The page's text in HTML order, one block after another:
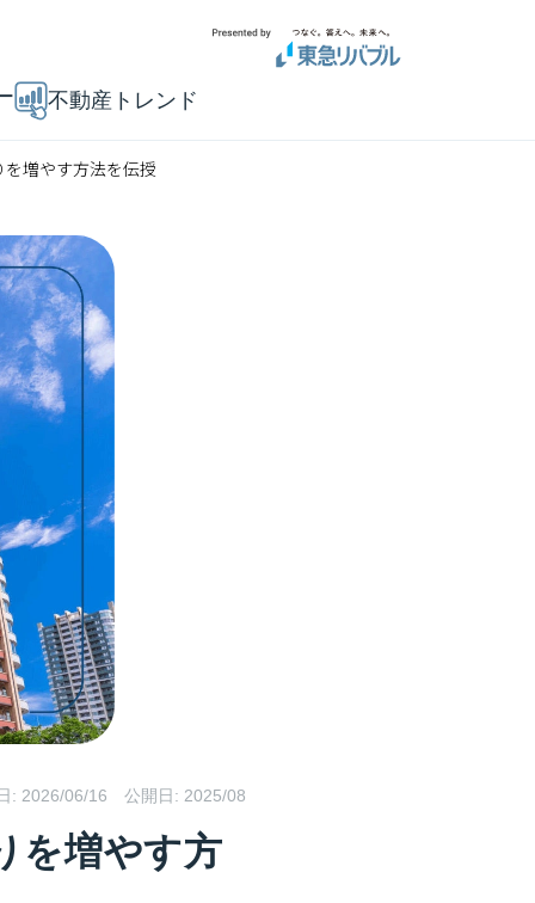
不動産トレンド
増やす方法を伝授
: 2026/06/16 公開日: 2025/08
を増やす方